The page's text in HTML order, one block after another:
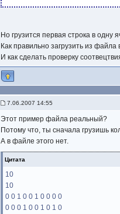
Но грузится первая строка в одну
Как правильно загрузить из файла
И как сделать проверку
7.06.2007 14:55
Этот пример файла реальный?
Потому что, ты сначала грузишь
А в файле этого нет.
Цитата
10
10
0 0 1 0 0 1 0 0 0 0
0 0 0 1 0 0 1 0 1 0